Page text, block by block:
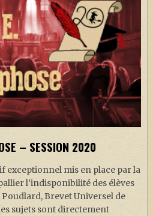
– SESSION 2020
exceptionnel mis en place par la
l’indisponibilité des élèves
Poudlard, Brevet Universel de
sujets sont directement